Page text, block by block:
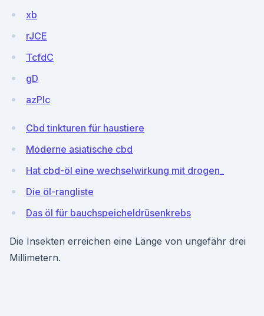
xb
rJCE
TcfdC
gD
azPIc
Cbd tinkturen für haustiere
Moderne asiatische cbd
Hat cbd-öl eine wechselwirkung mit drogen_
Die öl-rangliste
Das öl für bauchspeicheldrüsenkrebs
Die Insekten erreichen eine Länge von ungefähr drei
Millimetern.